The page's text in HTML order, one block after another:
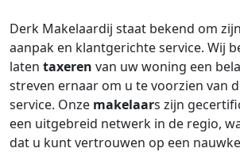
Derk Makelaardij staat bekend om
aanpak en klantgerichte service. Wij
laten taxeren van uw woning een
streven ernaar om u te voorzien van
service. Onze makelaars zijn
een uitgebreid netwerk in de regio,
dat u kunt vertrouwen op een